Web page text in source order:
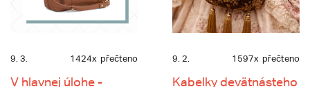
9. 3. 1424x přečteno
V hlavnej úlohe -
9. 2. 1597x přečteno
Kabelky devätnásteho